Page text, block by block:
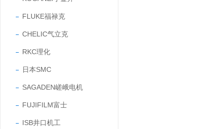
FLUKE福禄克
CHELIC气立克
RKC理化
日本SMC
SAGADEN嵯峨电机
FUJIFILM富士
ISB井口机工